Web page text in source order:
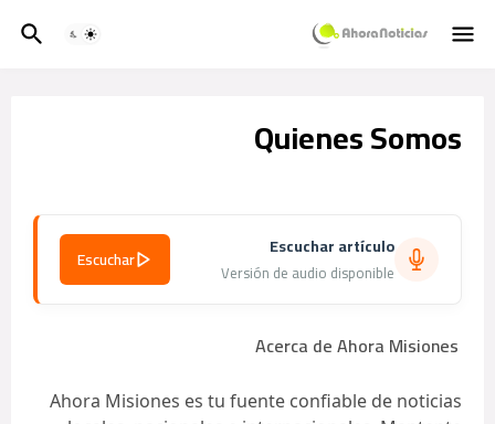
Quienes Somos
Escuchar artículo
Versión de audio disponible
Escuchar
Acerca de Ahora Misiones
Ahora Misiones es tu fuente confiable de noticias